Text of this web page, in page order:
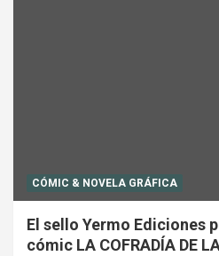
CÓMIC & NOVELA GRÁFICA
El sello Yermo Ediciones
cómic LA COFRADÍA DE